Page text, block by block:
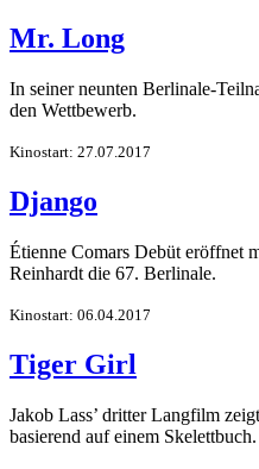
Mr. Long
In seiner neunten Berlinale-
den Wettbewerb.
Kinostart: 27.07.2017
Django
Étienne Comars Debüt eröffnet
Reinhardt die 67. Berlinale.
Kinostart: 06.04.2017
Tiger Girl
Jakob Lass’ dritter Langfilm
basierend auf einem Skelettbuch.